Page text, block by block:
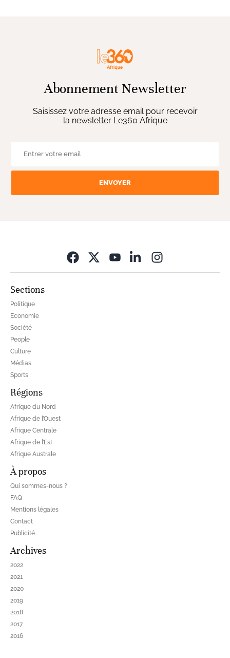
Abonnement Newsletter
Saisissez votre adresse email pour recevoir
la newsletter Le360 Afrique
ENVOYER
Sections
Politique
Economie
Société
People
Culture
Médias
Sports
Régions
Afrique du Nord
Afrique de l’Ouest
Afrique Centrale
Afrique de l’Est
Afrique Australe
À propos
Qui sommes-nous ?
FAQ
Mentions légales
Contact
Publicité
Archives
2022
2021
2020
2019
2018
2017
2016